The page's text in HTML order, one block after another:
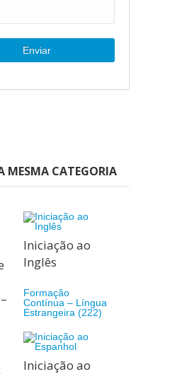
MESMA CATEGORIA
Iniciação ao
Inglês
Formação
Contínua – Língua
Estrangeira (222)
Iniciação ao